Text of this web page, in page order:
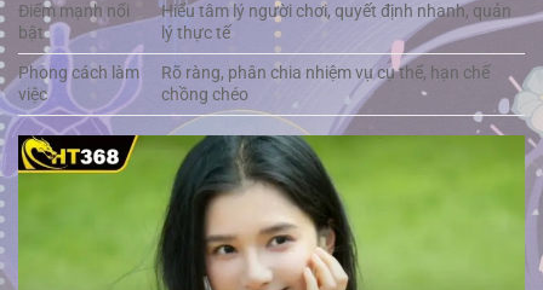
Điểm mạnh nổi
bật
Hiểu tâm lý người chơi, quyết định nhanh, quản
lý thực tế
Phong cách làm
việc
Rõ ràng, phân chia nhiệm vụ cụ thể, hạn chế
chồng chéo